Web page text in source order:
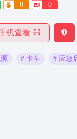
0 0
机查看
# 卡车 # 应急